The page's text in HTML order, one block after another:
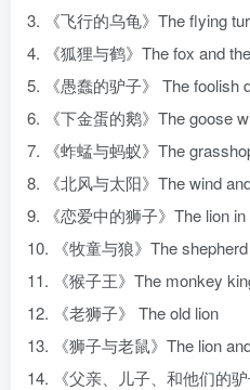
3. 《飞行的乌龟》The flying
4. 《狐狸与鹤》The fox and
5. 《愚蠢的驴子》 The foolish
6. 《下金蛋的鹅》The goose
7. 《蚱蜢与蚂蚁》The
8. 《北风与太阳》The wind
9. 《恋爱中的狮子》The lion in
10. 《牧童与狼》The
11. 《猴子王》The monkey
12. 《老狮子》 The old lion
13. 《狮子与老鼠》The lion
14. 《父亲、儿子、和他们的